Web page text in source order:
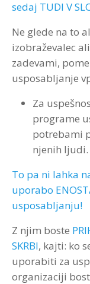
sedaj TUDI V
Ne glede na to
izobraževalec
zadevami,
usposabljanje
Za
programe
potrebami
njenih ljudi.
To pa ni lahka
uporabo
usposabljanju!
Z njim boste
SKRBI, kajti: ko
uporabiti za
organizaciji